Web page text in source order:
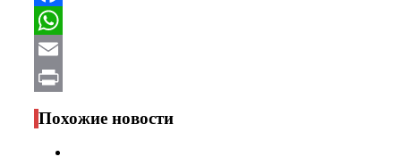
Facebook
WhatsApp
Email
Print
Похожие новости